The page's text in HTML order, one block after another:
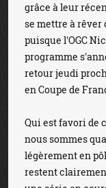
grâce à leur
se mettre à rêver
puisque l'OGC
programme
retour jeudi
en Coupe de
Qui est favori de
nous sommes
légèrement en
restent